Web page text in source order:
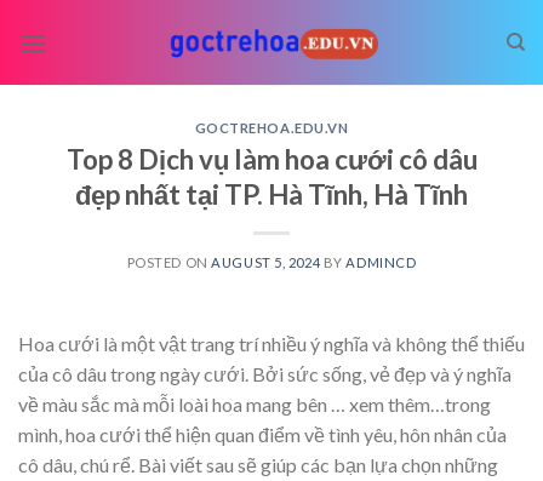
GOCTREHOA.EDU.VN
Top 8 Dịch vụ làm hoa cưới cô dâu
đẹp nhất tại TP. Hà Tĩnh, Hà Tĩnh
POSTED ON AUGUST 5, 2024 BY ADMINCD
Hoa cưới là một vật trang trí nhiều ý nghĩa và không thể thiếu
của cô dâu trong ngày cưới. Bởi sức sống, vẻ đẹp và ý nghĩa
về màu sắc mà mỗi loài hoa mang bên
… xem thêm… trong
mình, hoa cưới thể hiện quan điểm về tình yêu, hôn nhân của
cô dâu, chú rể. Bài viết sau sẽ giúp các bạn lựa chọn những